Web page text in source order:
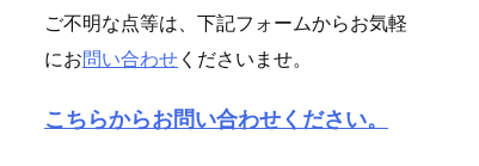
ご不明な点等は、下記フォームからお気軽
にお問い合わせ くださいませ。
こちらからお問い合わせください。